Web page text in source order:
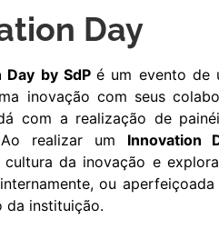
Day
Day by SdPé um evento de
inovação com seus
com a realização de
realizar um Innovation
cultura da inovação e
ou
da instituição.